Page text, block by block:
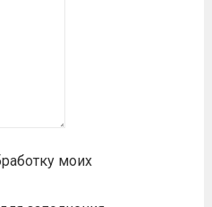
моих